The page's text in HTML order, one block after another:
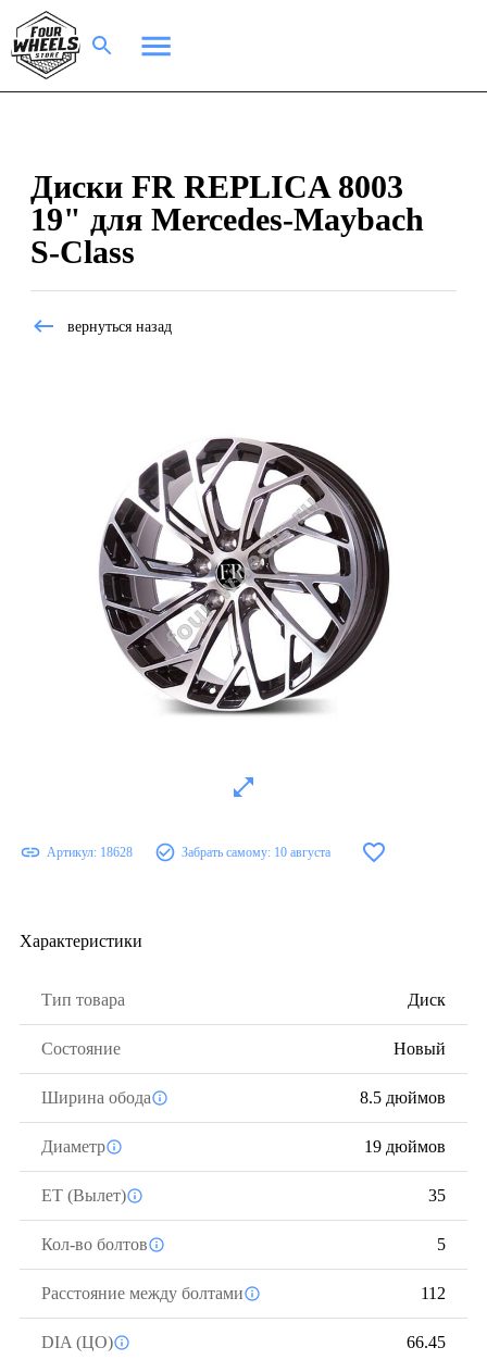
Диски FR REPLICA 8003
19" для Mercedes-Maybach
S-Class
вернуться назад
Артикул: 18628 Забрать самому: 10 августа
Характеристики
Тип товара Диск
Состояние Новый
Ширина обода 8.5 дюймов
Диаметр 19 дюймов
ЕТ (Вылет) 35
Кол-во болтов 5
Расстояние между болтами 112
DIA (ЦО) 66.45